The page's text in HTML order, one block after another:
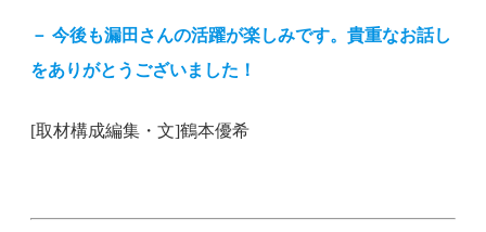
－ 今後も漏田さんの活躍が楽しみです。貴重なお話し
をありがとうございました！
[取材構成編集・文]鶴本優希